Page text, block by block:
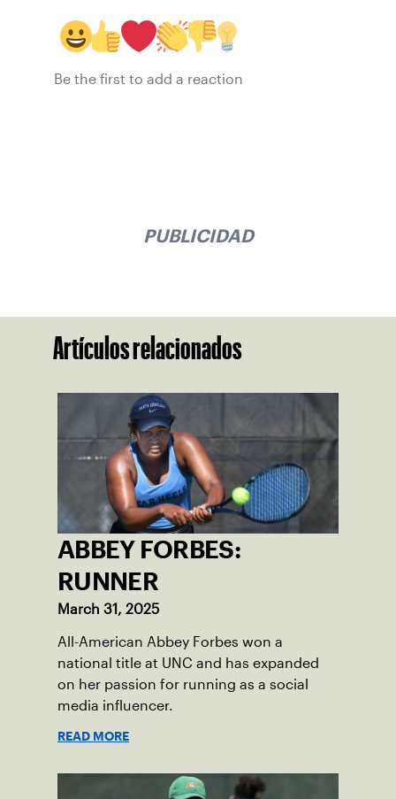
Be the first to add a reaction
PUBLICIDAD
Artículos relacionados
ABBEY FORBES:
RUNNER
March 31, 2025
All-American Abbey Forbes won a
national title at UNC and has expanded
on her passion for running as a social
media influencer.
READ MORE